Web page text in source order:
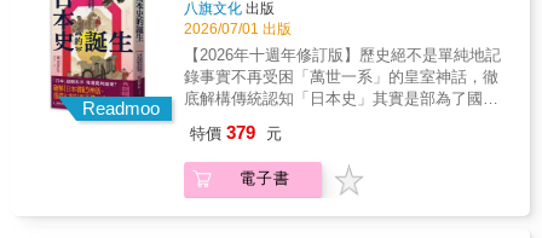
著未及展開之細節原著主要集中在8月14日與15
日，日本決定投降前後，在各內閣官員與軍隊
之間所發生的巨大震盪，包括不為人知的政變
事件等。漫畫版的改編大膽重構半藤一利的原
作內容，重新梳理整場戰爭背後的歷史脈絡，
萬人戰死的沖繩之戰、蘇聯突然進攻滿洲與庫
頁島，因關東軍逃走致使當地20萬婦孺被蘇軍
殺害等戰爭場面，繪者皆以充滿感染力的筆
史稱「東京大審」。這場審判共有兩大目標：
其一是向日本戰犯追討正義，為侵略與各種戰
爭暴行付出代價。第二項目標，則是以一套嶄
新法律框架重建國際秩序，打造更和平的戰後
世界。審判持續了兩年又六個月，最終將二十
餘名甲級戰犯定罪判刑。然而，這場審判未能
裂。歷來不斷有人聲稱，日本發動戰爭是為了
將亞洲從西方殖民帝國解放出來，因此東京大
審只不過是征服者的法庭，其判決也只是勝利
Readmoo
八旗文化 出版
2026/07/01 出版
【2026年十週年修訂版】歷史絕不是單純地記
錄事實不再受困「萬世一系」的皇室神話，徹
底解構傳統認知「日本史」其實是部為了國家
觀念是七世紀後半建國運動下的產物，而建國
是對抗中國侵略的自衛手段。──岡田英弘日本
大眾，乃至於世界各地的日本文化愛好者，對
特價 379 元
電子書